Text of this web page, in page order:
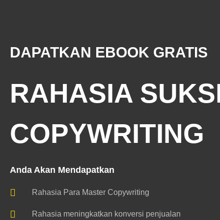
DAPATKAN EBOOK GRATIS
RAHASIA
COPYWRITING
Anda Akan Mendapatkan
Rahasia Para Master Copywriting
Rahasia meningkatkan konversi penjualan